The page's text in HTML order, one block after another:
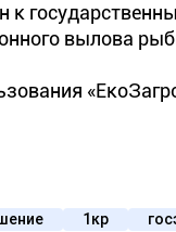
к
вылова
1кр